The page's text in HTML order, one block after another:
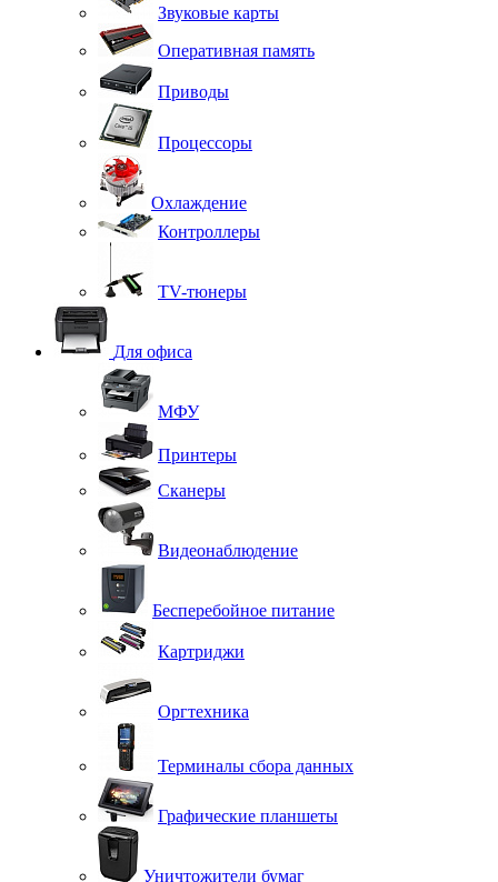
Звуковые карты
Оперативная память
Приводы
Процессоры
Охлаждение
Контроллеры
TV-тюнеры
Для офиса
МФУ
Принтеры
Сканеры
Видеонаблюдение
Бесперебойное питание
Картриджи
Оргтехника
Терминалы сбора данных
Графические планшеты
Уничтожители бумаг